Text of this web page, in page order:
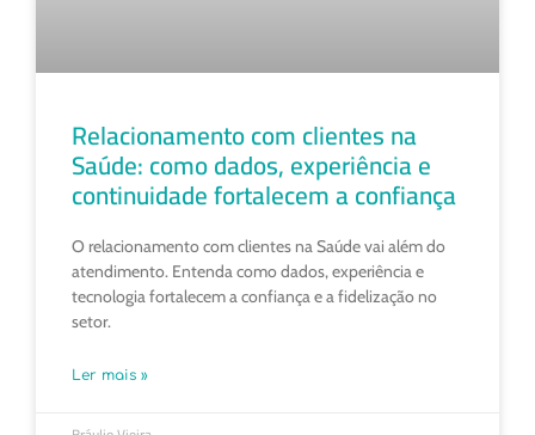
Relacionamento com clientes na
Saúde: como dados, experiência e
continuidade fortalecem a confiança
O relacionamento com clientes na Saúde vai além do
atendimento. Entenda como dados, experiência e
tecnologia fortalecem a confiança e a fidelização no
setor.
Ler mais »